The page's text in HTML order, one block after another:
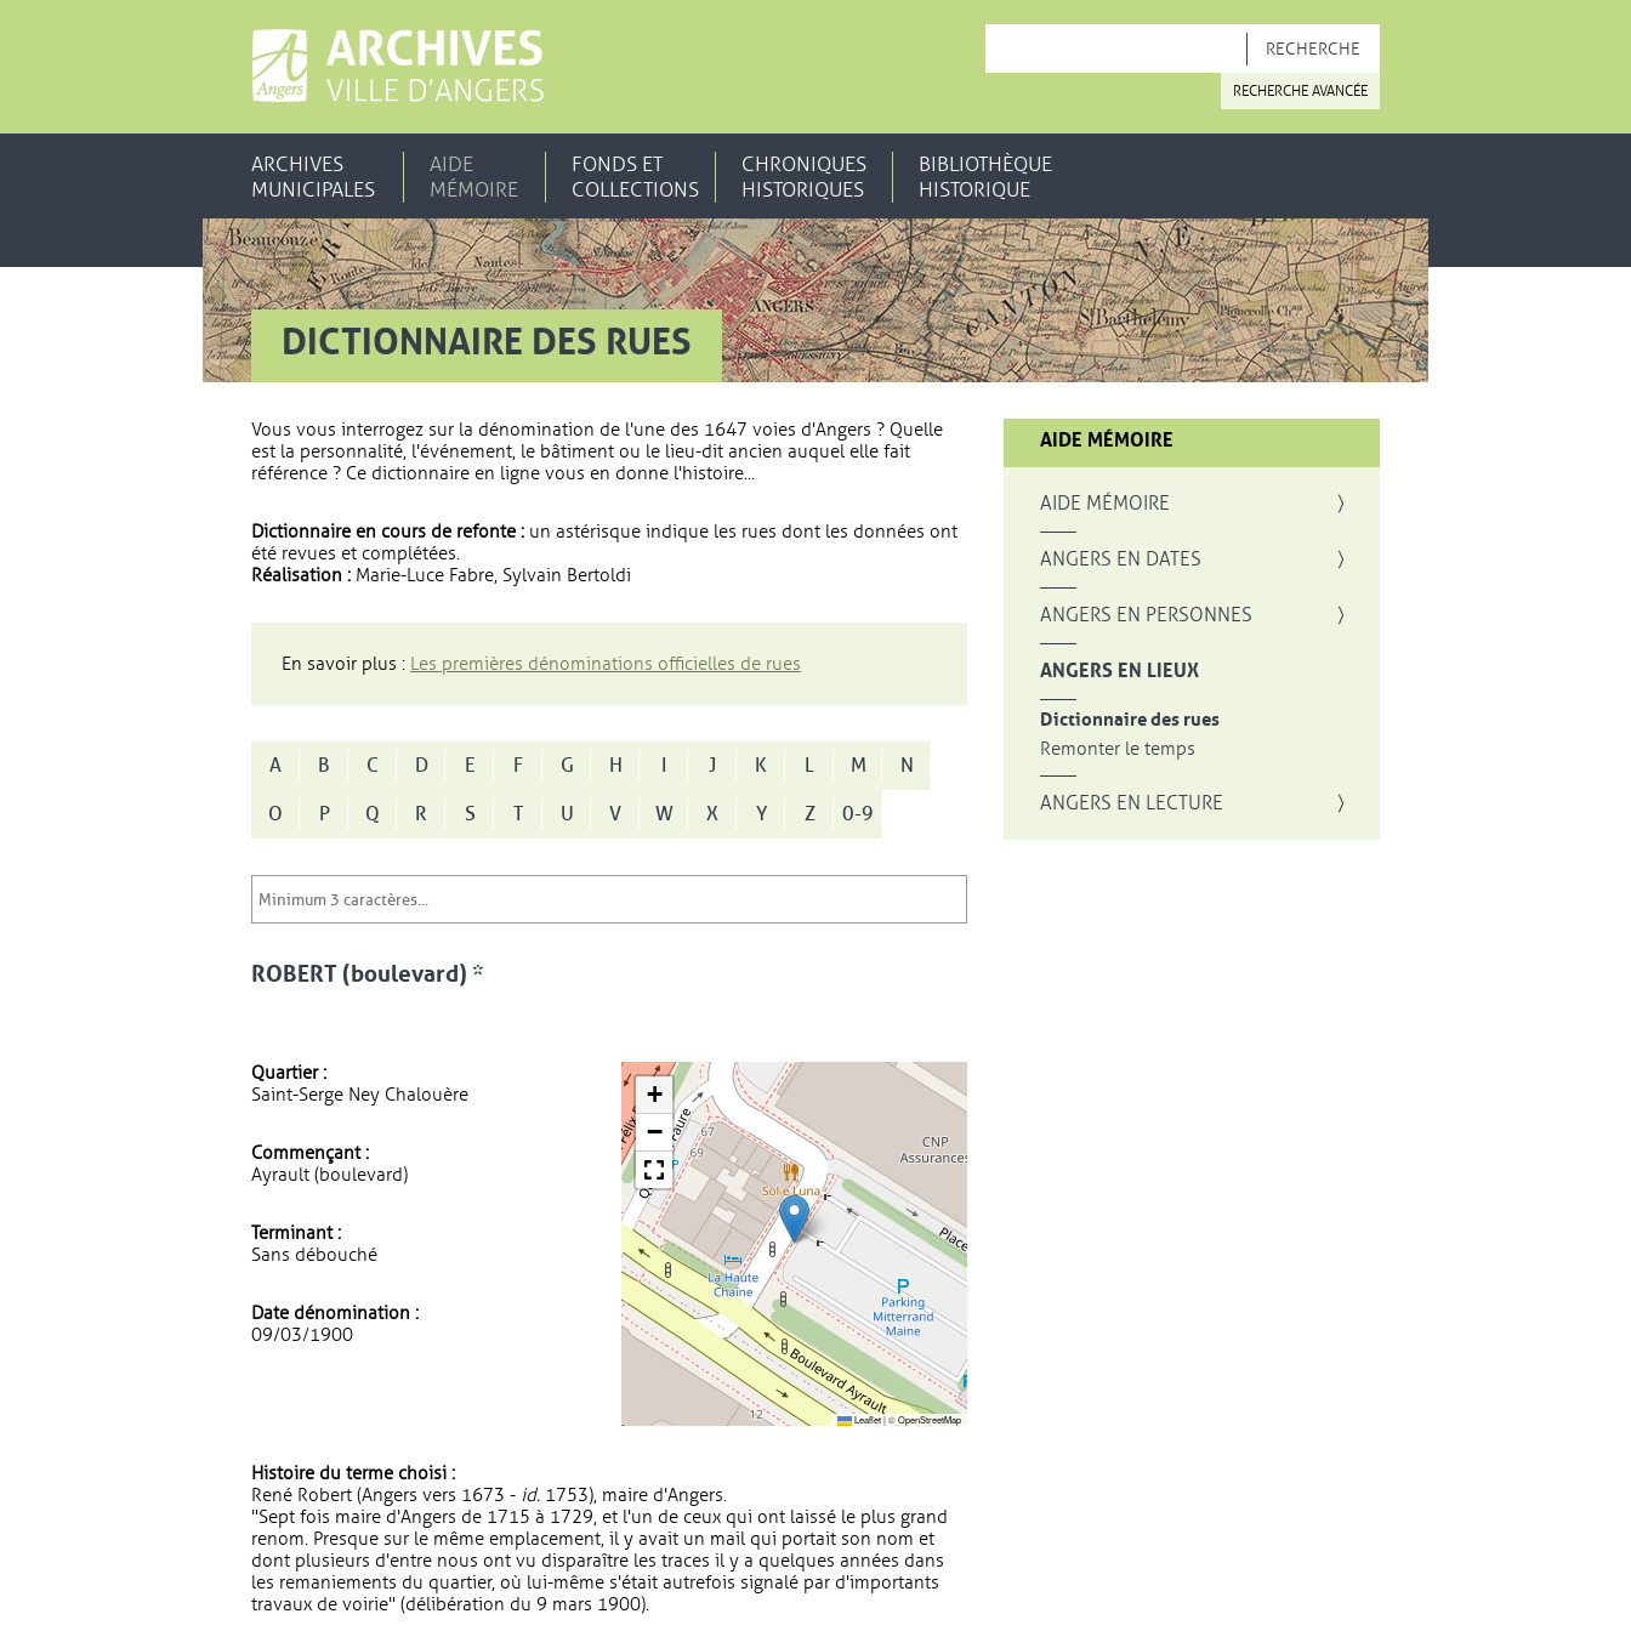
RECHERCHE AVANCÉE
ARCHIVES
MUNICIPALES
AIDE
MÉMOIRE
FONDS ET
COLLECTIONS
CHRONIQUES
HISTORIQUES
BIBLIOTHÈQUE
HISTORIQUE
DICTIONNAIRE DES RUES
Vous vous interrogez sur la dénomination de l'une des 1647 voies d'Angers ? Quelle
est la personnalité, l'événement, le bâtiment ou le lieu-dit ancien auquel elle fait
référence ? Ce dictionnaire en ligne vous en donne l'histoire...
Dictionnaire en cours de refonte : un astérisque indique les rues dont les données ont
été revues et complétées.
Réalisation : Marie-Luce Fabre, Sylvain Bertoldi
En savoir plus : Les premières dénominations officielles de rues
A B C D E F G H I J K L M
N
O
P Q R S T U V W X Y Z 0-9
ROBERT (boulevard) *
Quartier :
Saint-Serge Ney Chalouère
Commençant :
Ayrault (boulevard)
Terminant :
Sans débouché
Date dénomination :
09/03/1900
+
−
Leaflet|©OpenStreetMap
Histoire du terme choisi :
René Robert (Angers vers 1673 - id. 1753), maire d'Angers.
"Sept fois maire d'Angers de 1715 à 1729, et l'un de ceux qui ont laissé le plus grand
renom. Presque sur le même emplacement, il y avait un mail qui portait son nom et
dont plusieurs d'entre nous ont vu disparaître les traces il y a quelques années dans
les remaniements du quartier, où lui-même s'était autrefois signalé par d'importants
travaux de voirie" (délibération du 9 mars 1900).
AIDE MÉMOIRE
AIDE MÉMOIRE
ANGERS EN DATES
ANGERS EN PERSONNES
ANGERS EN LIEUX
Dictionnaire des rues
Remonter le temps
ANGERS EN LECTURE